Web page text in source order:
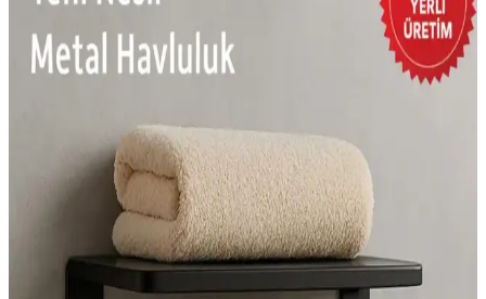
Banyo süsleri ile mekanınıza şıklık ve ferahlık katın. Trendleri takip
ederek doğal malzemeler ve fonksiyonel detaylarla banyonuzu
kişisel tarzınıza uygun hale getirin.
FBZhome 2'li Ahşap Kapaklı Akrilik Diş İpi ve
Kullanım Avantajları
FBZhome'un ahşap kapaklı akrilik diş ipi ve kulak pamuğu
organizeri, dayanıklı malzemeleri ve geniş kapasitesiyle banyonuzda
şıklık ve düzen sağlar, kullanımı kolay ve uzun ömürlüdür.
Metalshop 6 Parça Banyo Seti: Estetik ve
Fonksiyonellik Sunan Modern Tasarım